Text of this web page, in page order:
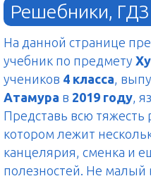
Решебники, ГДЗ
На данной странице
учебник по предмету
учеников 4 класса,
Атамура в 2019 году,
Представь всю тяжесть
котором лежит
канцелярия, сменка и
полезностей. Не малый